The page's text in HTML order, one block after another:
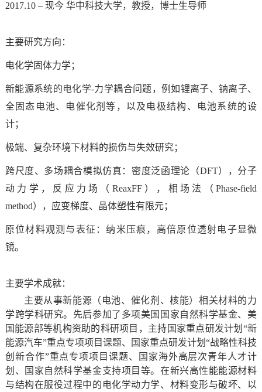
2017.10 – 现今 华中科技大学，教授，博士生导师
主要研究方向：
电化学固体力学；
新能源系统的电化学-力学耦合问题，例如锂离子、钠离子、
全固态电池、电催化剂等，以及电极结构、电池系统的设
计；
极端、复杂环境下材料的损伤与失效研究；
跨尺度、多场耦合模拟仿真：密度泛函理论（DFT），分子
动力学，反应力场（ ReaxFF），相场法（Phase-field
method），应变梯度、晶体塑性有限元；
原位材料观测与表征：纳米压痕，高倍原位透射电子显微
镜。
主要学术成就：
主要从事新能源（电池、催化剂、核能）相关材料的力
学跨学科研究。先后参加了多项美国国家自然科学基金、美
国能源部等机构资助的科研项目，主持国家重点研发计划“新
能源汽车”重点专项项目课题、国家重点研发计划“战略性科技
创新合作”重点专项项目课题、国家海外高层次青年人才计
划、国家自然科学基金支持项目等。在新兴高性能能源材料
与结构在服役过程中的电化学动力学、材料变形与破坏、以